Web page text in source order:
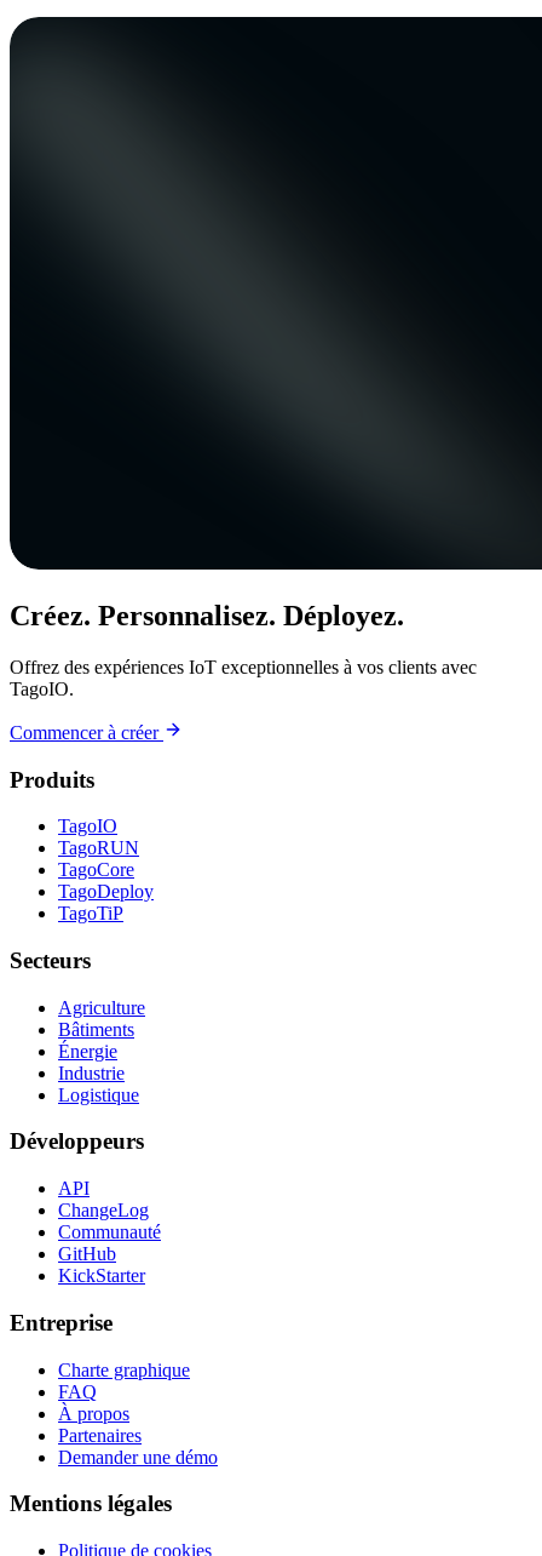
Créez. Personnalisez. Déployez.
Offrez des expériences IoT exceptionnelles à vos clients avec
TagoIO.
Commencer à créer
Produits
TagoIO
TagoRUN
TagoCore
TagoDeploy
TagoTiP
Secteurs
Agriculture
Bâtiments
Énergie
Industrie
Logistique
Développeurs
API
ChangeLog
Communauté
GitHub
KickStarter
Entreprise
Charte graphique
FAQ
À propos
Partenaires
Demander une démo
Mentions légales
Politique de cookies